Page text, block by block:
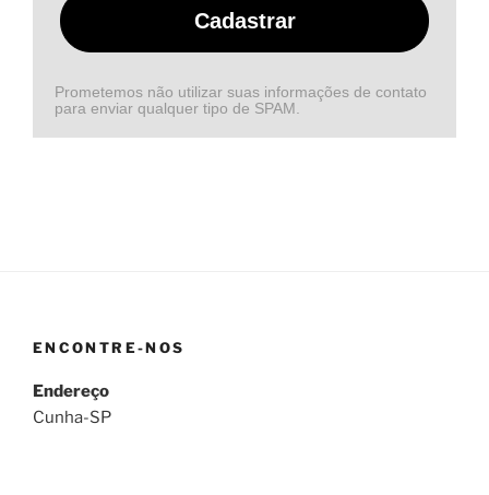
Cadastrar
Prometemos não utilizar suas informações de contato
para enviar qualquer tipo de SPAM.
ENCONTRE-NOS
Endereço
Cunha-SP